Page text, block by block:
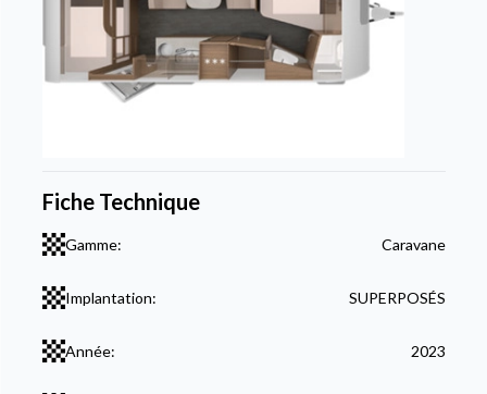
Fiche Technique
Gamme: Caravane
Implantation: SUPERPOSÉS
Année: 2023